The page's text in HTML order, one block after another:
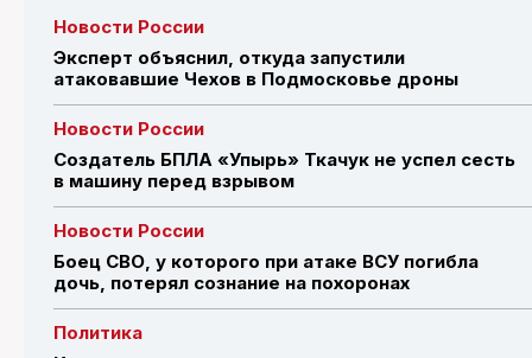
Новости России
Эксперт объяснил, откуда запустили
атаковавшие Чехов в Подмосковье дроны
Новости России
Создатель БПЛА «Упырь» Ткачук не успел сесть
в машину перед взрывом
Новости России
Боец СВО, у которого при атаке ВСУ погибла
дочь, потерял сознание на похоронах
Политика